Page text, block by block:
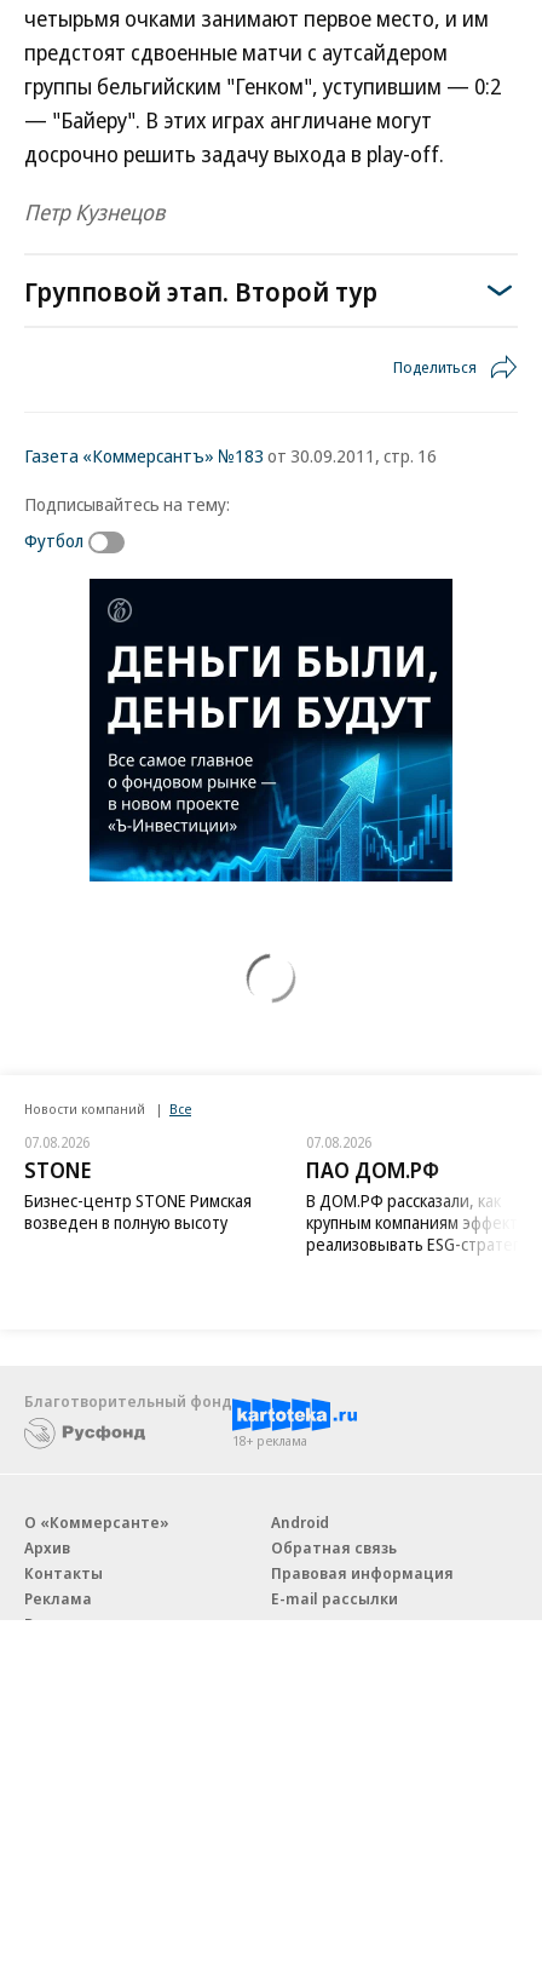
четырьмя очками занимают первое место, и им
предстоят сдвоенные матчи с аутсайдером
группы бельгийским "Генком", уступившим — 0:2
— "Байеру". В этих играх англичане могут
досрочно решить задачу выхода в play-off.
Петр Кузнецов
Групповой этап. Второй тур
Поделиться
Газета «Коммерсантъ» №183 от 30.09.2011, стр. 16
Подписывайтесь на тему:
Футбол
Новости компаний Все
07.08.2026
STONE
Бизнес-центр STONE Римская
возведен в полную высоту
07.08.2026
ПАО ДОМ.РФ
В ДОМ.РФ рассказали, как
крупным компаниям
реализовывать ESG-стратегию
Благотворительный фонд
18+ реклама
О «Коммерсанте»
Архив
Контакты
Реклама
Вакансии
Android
Обратная связь
Правовая информация
E-mail рассылки